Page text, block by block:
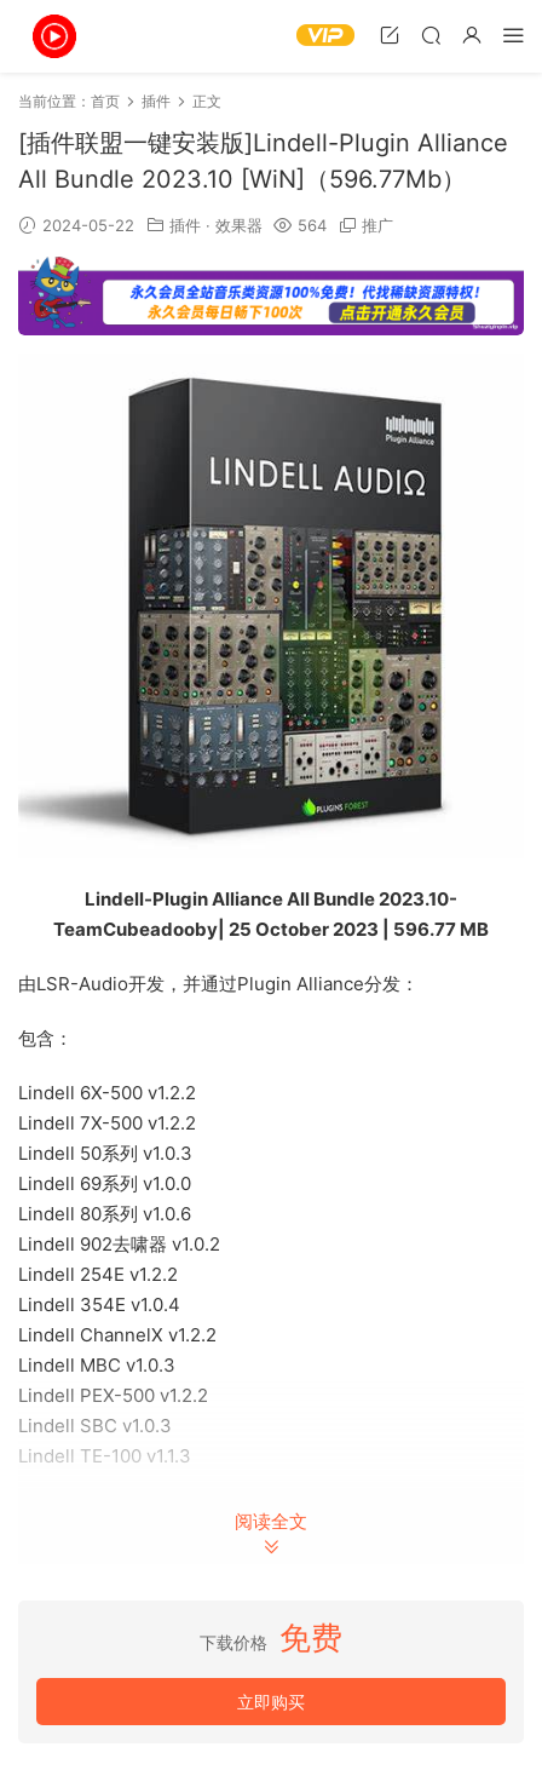
当前位置： 首页 插件 正文
[插件联盟一键安装版]Lindell-Plugin Alliance
All Bundle 2023.10 [WiN]（596.77Mb）
2024-05-22 插件 · 效果器 564 推广
Lindell-Plugin Alliance All Bundle 2023.10-
TeamCubeadooby| 25 October 2023 | 596.77 MB
由LSR-Audio开发，并通过Plugin Alliance分发：
包含：
Lindell 6X-500 v1.2.2
Lindell 7X-500 v1.2.2
Lindell 50系列 v1.0.3
Lindell 69系列 v1.0.0
Lindell 80系列 v1.0.6
Lindell 902去啸器 v1.0.2
Lindell 254E v1.2.2
Lindell 354E v1.0.4
Lindell ChannelX v1.2.2
Lindell MBC v1.0.3
Lindell PEX-500 v1.2.2
Lindell SBC v1.0.3
Lindell TE-100 v1.1.3
Developed by LSR-Audio & distributed via Plugin Alliance:
Lindell 50 Series v1.0.3
阅读全文
下载价格 免费
立即购买